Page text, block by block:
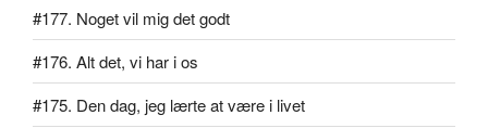
#177. Noget vil mig det godt
#176. Alt det, vi har i os
#175. Den dag, jeg lærte at være i livet